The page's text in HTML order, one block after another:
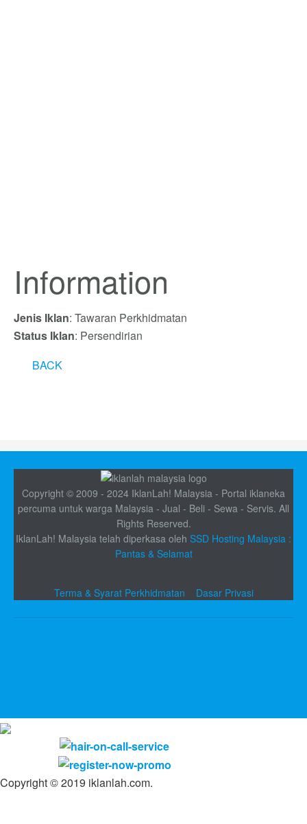
Information
Jenis Iklan: Tawaran Perkhidmatan
Status Iklan: Persendirian
BACK
Copyright © 2009 - 2024 IklanLah! Malaysia - Portal iklaneka
percuma untuk warga Malaysia - Jual - Beli - Sewa - Servis. All
Rights Reserved.
IklanLah! Malaysia telah diperkasa oleh SSD Hosting Malaysia :
Pantas & Selamat
Terma & Syarat Perkhidmatan Dasar Privasi
Copyright © 2019 iklanlah.com.